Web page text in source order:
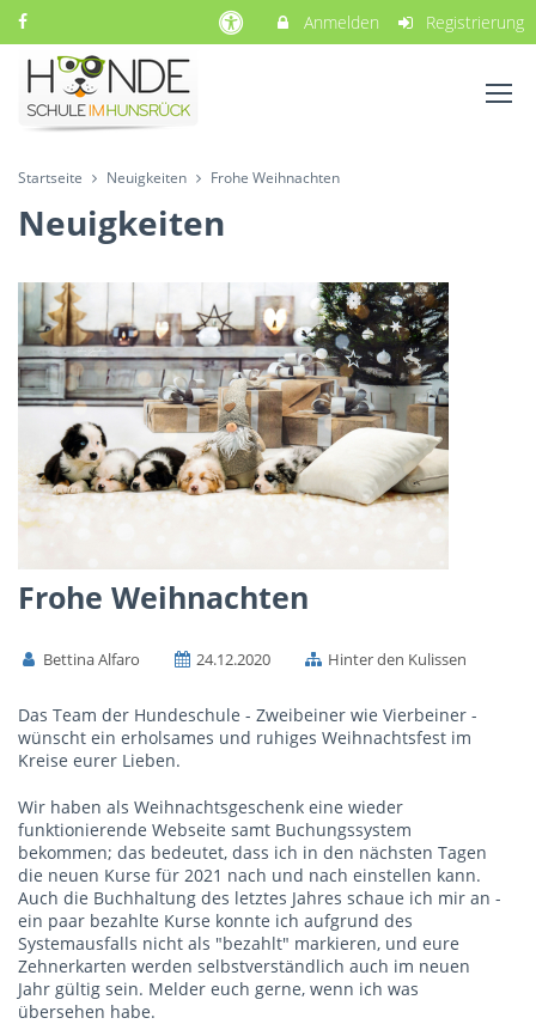
Anmelden Registrierung
Startseite Neuigkeiten Frohe Weihnachten
Neuigkeiten
Frohe Weihnachten
Bettina Alfaro 24.12.2020 Hinter den Kulissen
Das Team der Hundeschule - Zweibeiner wie Vierbeiner -
wünscht ein erholsames und ruhiges Weihnachtsfest im
Kreise eurer Lieben.
Wir haben als Weihnachtsgeschenk eine wieder
funktionierende Webseite samt Buchungssystem
bekommen; das bedeutet, dass ich in den nächsten Tagen
die neuen Kurse für 2021 nach und nach einstellen kann.
Auch die Buchhaltung des letztes Jahres schaue ich mir an -
ein paar bezahlte Kurse konnte ich aufgrund des
Systemausfalls nicht als "bezahlt" markieren, und eure
Zehnerkarten werden selbstverständlich auch im neuen
Jahr gültig sein. Melder euch gerne, wenn ich was
übersehen habe.